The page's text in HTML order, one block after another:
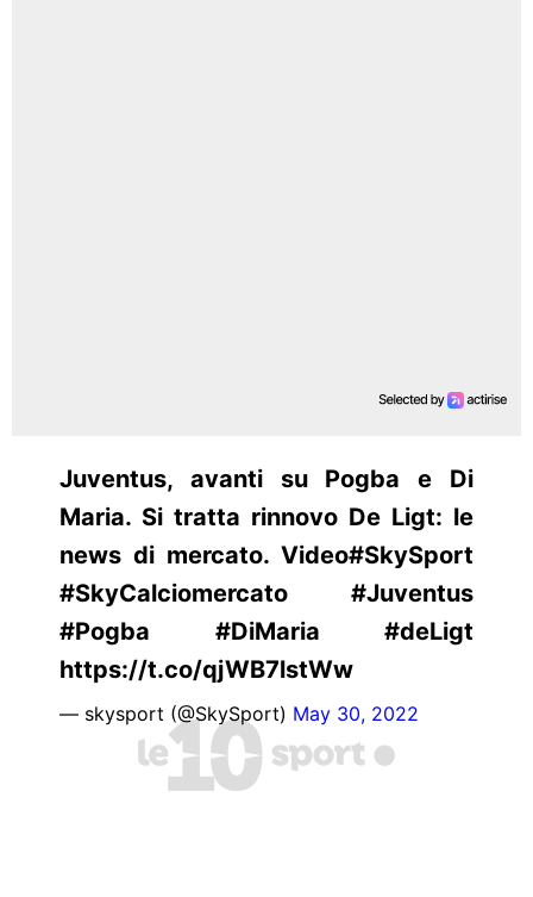
Juventus, avanti su Pogba e Di
Maria. Si tratta rinnovo De Ligt: le
news di mercato. Video#SkySport
#SkyCalciomercato #Juventus
#Pogba #DiMaria #deLigt
https://t.co/qjWB7lstWw
— skysport (@SkySport) May 30, 2022